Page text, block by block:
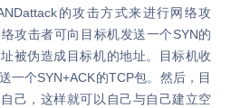
的攻击方式来进行网络攻
攻击者可向目标机发送一个SYN的
被伪造成目标机的地址。目标机收
一个SYN+ACK的TCP包。然后，目
己，这样就可以自己与自己建立空